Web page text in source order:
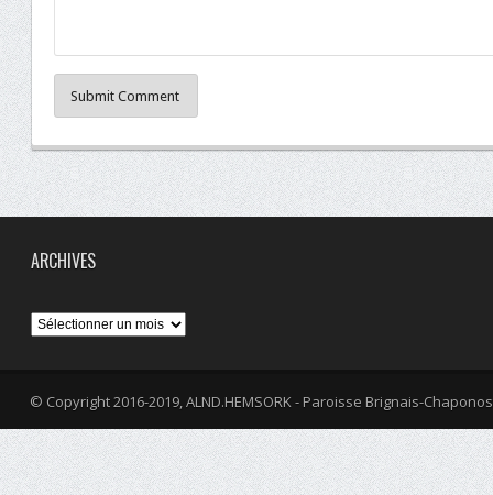
Submit Comment
ARCHIVES
Archives
© Copyright 2016-2019, ALND.HEMSORK - Paroisse Brignais-